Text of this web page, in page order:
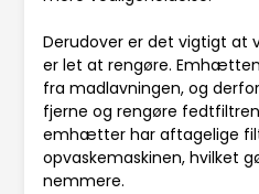
Derudover er det vigtigt
er let at rengøre.
fra madlavningen, og
fjerne og rengøre
emhætter har aftagelige
opvaskemaskinen, hvilket
nemmere.